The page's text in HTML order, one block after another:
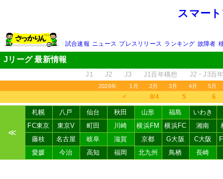
スマー
試合速報 ニュース プレスリリース ランキング 故障者
Jリーグ 最新情報
J1 J2 J3 J1百年構想 J2・J3百
2026年 1月 2月 3月 4月 5月
＜ 8/4 5 6
≪
札幌 八戸 仙台 秋田 山形 福島
いわき
FC東京
東京V 町田 川崎 横浜FM 横浜FC 湘南
藤枝
名古屋 岐阜 滋賀 京都 G大阪 C大阪
愛媛
今治 高知 福岡 北九州 鳥栖 長崎